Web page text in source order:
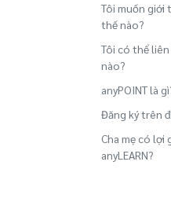
Tôi muốn giới
thế nào?
Tôi có thể liên
nào?
anyPOINT là
Đăng ký trên
Cha mẹ có lợi
anyLEARN?